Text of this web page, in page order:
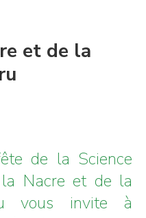
et de la
de la Science
Nacre et de la
vous invite à